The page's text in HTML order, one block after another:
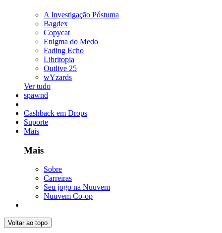
A Investigação Póstuma
Bagdex
Copycat
Enigma do Medo
Fading Echo
Libritopia
Outlive 25
wYzards
Ver tudo
spawnd
Cashback em Drops
Suporte
Mais
Mais
Sobre
Carreiras
Seu jogo na Nuuvem
Nuuvem Co-op
Voltar ao topo